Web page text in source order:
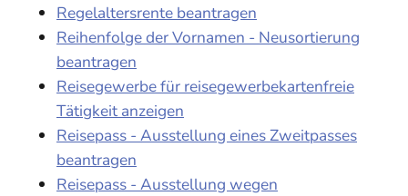
Regelaltersrente beantragen
Reihenfolge der Vornamen - Neusortierung
beantragen
Reisegewerbe für reisegewerbekartenfreie
Tätigkeit anzeigen
Reisepass - Ausstellung eines Zweitpasses
beantragen
Reisepass - Ausstellung wegen